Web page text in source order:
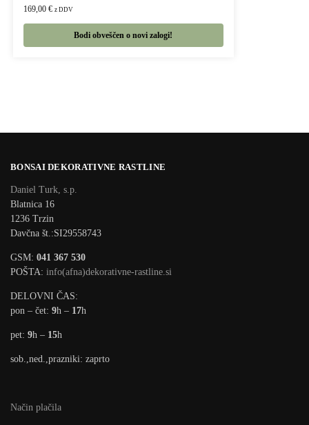
169,00 € z DDV
Bodi obveščen o novi zalogi!
BONSAI DEKORATIVNE RASTLINE
Daniel Turk, s.p.
Blatnica 16
1236 Trzin
Davčna št.:SI29558743
GSM: 041 367 530
POŠTA: info(afna)dekorativne-rastline.si
DELOVNI ČAS:
pon – čet: 9h – 17h
pet: 9h – 15h
sob.,ned.,prazniki: zaprto
Način plačila